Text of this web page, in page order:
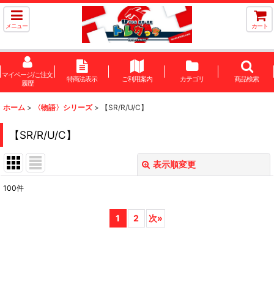
メニュー カート
マイページ/ご注文
履歴
特商法表示 ご利用案内 カテゴリ 商品検索
ホーム > 〈物語〉シリーズ > 【SR/R/U/C】
【SR/R/U/C】
表示順変更
100件
1 2 次»